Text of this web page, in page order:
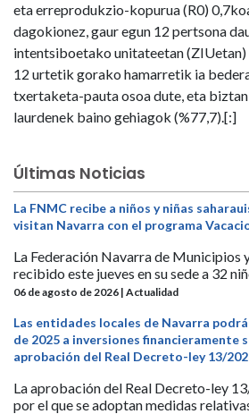
eta erreprodukzio-kopurua (R0)
dagokionez, gaur egun 12 pertsona
intentsiboetako unitateetan (ZIUetan)
12 urtetik gorako hamarretik ia
txertaketa-pauta osoa dute, eta
laurdenek baino gehiagok (%77,7).[:]
Últimas Noticias
La FNMC recibe a niños y niñas
visitan Navarra con el programa
La Federación Navarra de Municipios
recibido este jueves en su sede a 32
06 de agosto de 2026 | Actualidad
Las entidades locales de Navarra
de 2025 a inversiones financieramente
aprobación del Real Decreto-ley 13/
La aprobación del Real Decreto-ley
por el que se adoptan medidas relativas